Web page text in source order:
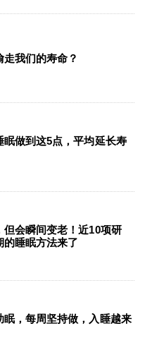
走我们的寿命？
眠做到这5点，平均延长寿
但会瞬间变老！近10项研
的睡眠方法来了
眠，每周坚持做，入睡越来